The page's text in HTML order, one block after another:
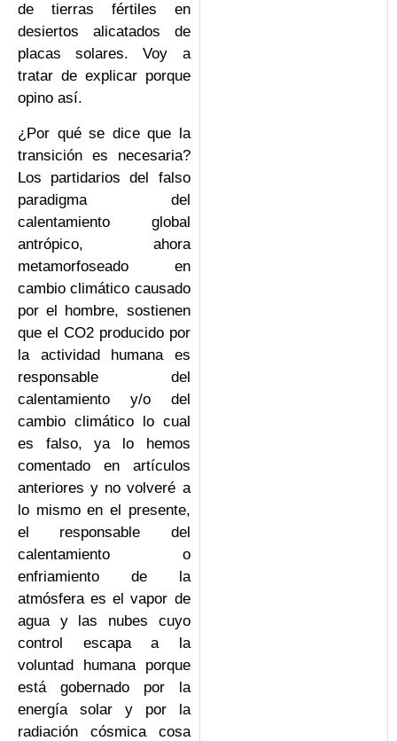
de tierras fértiles en
desiertos alicatados de
placas solares. Voy a
tratar de explicar porque
opino así.
¿Por qué se dice que la
transición es necesaria?
Los partidarios del falso
paradigma del
calentamiento global
antrópico, ahora
metamorfoseado en
cambio climático causado
por el hombre, sostienen
que el CO2 producido por
la actividad humana es
responsable del
calentamiento y/o del
cambio climático lo cual
es falso, ya lo hemos
comentado en artículos
anteriores y no volveré a
lo mismo en el presente,
el responsable del
calentamiento o
enfriamiento de la
atmósfera es el vapor de
agua y las nubes cuyo
control escapa a la
voluntad humana porque
está gobernado por la
energía solar y por la
radiación cósmica cosa